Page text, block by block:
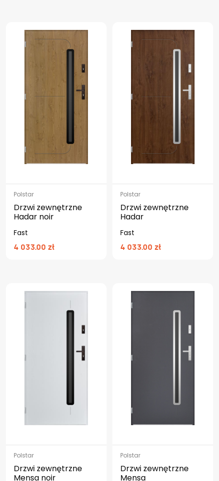
Polstar
Drzwi zewnętrzne
Hadar noir
Fast
4 033.00 zł
Polstar
Drzwi zewnętrzne
Hadar
Fast
4 033.00 zł
Polstar
Drzwi zewnętrzne
Mensa noir
Polstar
Drzwi zewnętrzne
Mensa